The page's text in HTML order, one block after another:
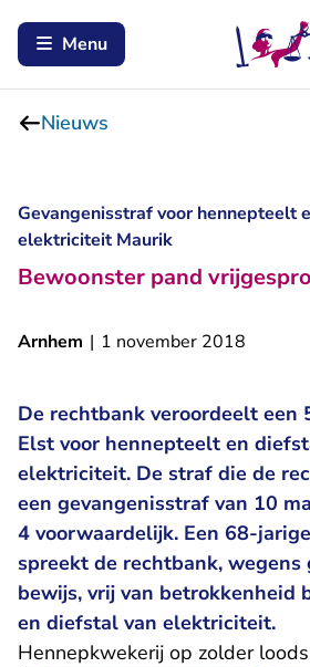
Menu
Nieuws
Gevangenisstraf voor hennepteelt
elektriciteit Maurik
Bewoonster pand
Arnhem | 1 november 2018
De rechtbank veroordeelt een
Elst voor hennepteelt en
elektriciteit. De straf die de
een gevangenisstraf van 10
4 voorwaardelijk. Een 68-
spreekt de rechtbank, wegens
bewijs, vrij van betrokkenheid
en diefstal van elektriciteit.
Hennepkwekerij op zolder loods